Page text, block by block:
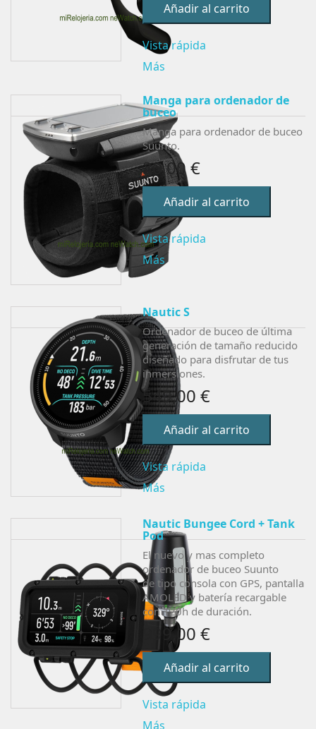
Añadir al carrito
Vista rápida
Más
Manga para ordenador de
buceo
Manga para ordenador de buceo
Suunto.
30,00 €
Añadir al carrito
Vista rápida
Más
Nautic S
Ordenador de buceo de última
generación de tamaño reducido
diseñado para disfrutar de tus
inmersiones.
549,00 €
Añadir al carrito
Vista rápida
Más
Nautic Bungee Cord + Tank
Pod
El nuevo y mas completo
ordenador de buceo Suunto
de tipo consola con GPS, pantalla
AMOLED y batería recargable
con 120h de duración.
999,00 €
Añadir al carrito
Vista rápida
Más